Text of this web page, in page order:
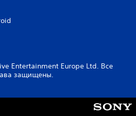
Entertainment Europe Ltd. Все
защищены.